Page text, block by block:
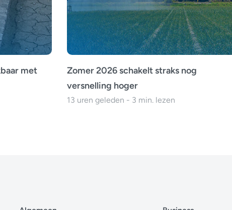
met
Zomer 2026 schakelt straks nog
versnelling hoger
13 uren geleden - 3 min. lezen